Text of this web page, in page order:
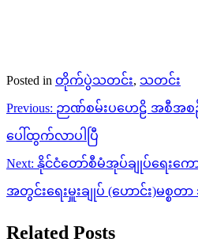
Posted in တိုက်ပွဲသတင်း, သတင်း
Post
navigation
Previous: ဉာဏ်စမ်းပဟေဠိ အစီအစဉ်
ပေါ်ထွက်လာပါပြီ
Next: နိုင်ငံတော်စီမံအုပ်ချုပ်ရေးကေ
အတွင်းရေးမှူးချုပ် (ဟောင်း)မစ္
Related Posts